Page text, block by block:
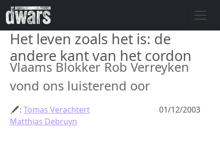
Overslaan en naar de inhoud gaan
Het leven zoals het is: de
andere kant van het cordon
Vlaams Blokker Rob Verreyken
vond ons luisterend oor
01/12/2003
🖋: Tomas Verachtert
Matthias Debruyn